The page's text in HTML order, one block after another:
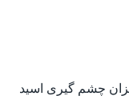
چشم گیری اسید